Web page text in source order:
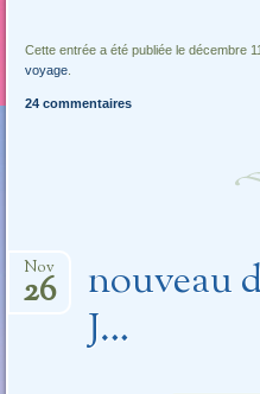
Cette entrée a été publiée le décembre
voyage
24 commentaires
nouveau
J…
Nov
26